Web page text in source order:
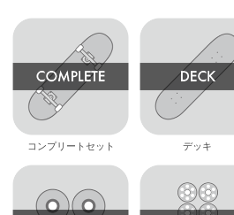
コンプリートセット デッキ